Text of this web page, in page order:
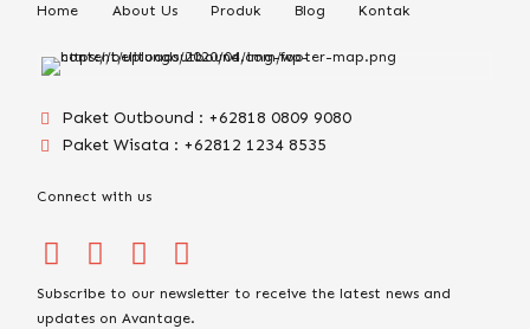
Home About Us Produk Blog Kontak
Paket Outbound : +62818 0809 9080
Paket Wisata : +62812 1234 8535
Connect with us
Subscribe to our newsletter to receive the latest news and
updates on Avantage.